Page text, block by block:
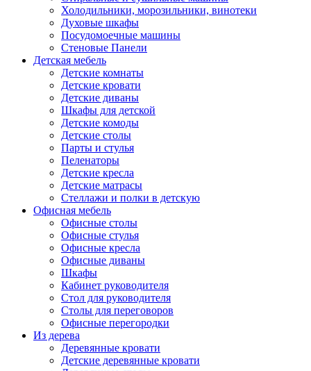
Холодильники, морозильники, винотеки
Духовые шкафы
Посудомоечные машины
Стеновые Панели
Детская мебель
Детские комнаты
Детские кровати
Детские диваны
Шкафы для детской
Детские комоды
Детские столы
Парты и стулья
Пеленаторы
Детские кресла
Детские матрасы
Стеллажи и полки в детскую
Офисная мебель
Офисные столы
Офисные стулья
Офисные кресла
Офисные диваны
Шкафы
Кабинет руководителя
Стол для руководителя
Столы для переговоров
Офисные перегородки
Из дерева
Деревянные кровати
Детские деревянные кровати